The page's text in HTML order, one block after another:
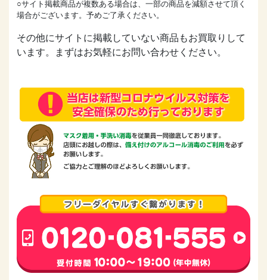
○サイト掲載商品が複数ある場合は、一部の商品を減額させて頂く
場合がございます。予めご了承ください。
その他にサイトに掲載していない商品もお買取りして
います。まずはお気軽にお問い合わせください。